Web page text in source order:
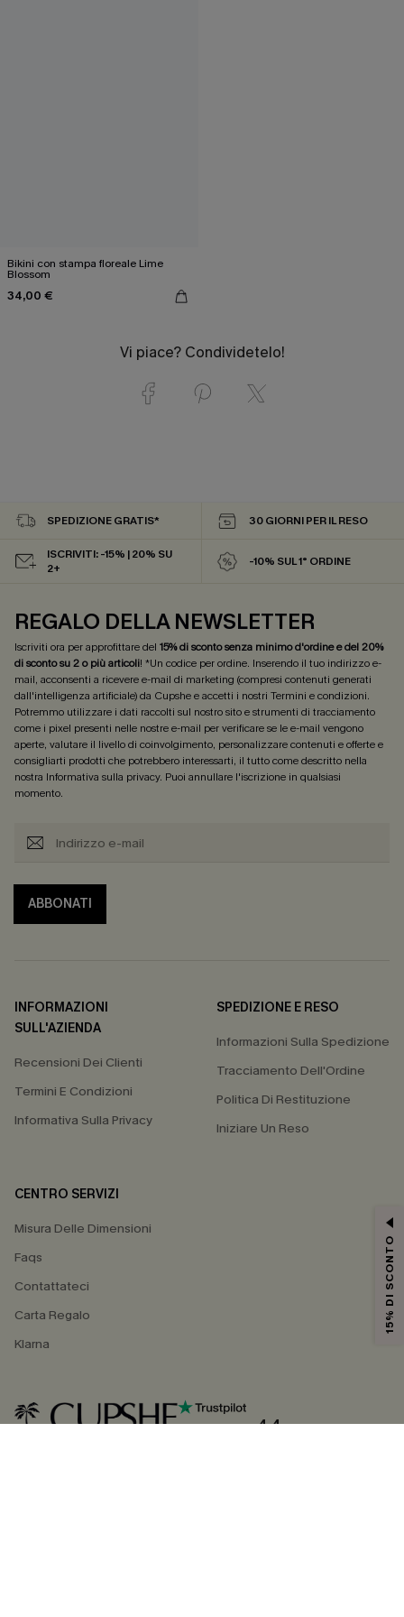
Bikini con stampa floreale Lime
Blossom
34,00 €
Vi piace? Condividetelo!
SPEDIZIONE GRATIS* 30 GIORNI PER IL RESO
ISCRIVITI: -15% | 20% SU
2+
-10% SUL 1° ORDINE
REGALO DELLA NEWSLETTER
Iscriviti ora per approfittare del 15% di sconto senza minimo d'ordine e del 20%
di sconto su 2 o più articoli! *Un codice per ordine. Inserendo il tuo indirizzo e-
mail, acconsenti a ricevere e-mail di marketing (compresi contenuti generati
dall'intelligenza artificiale) da Cupshe e accetti i nostri Termini e condizioni.
Potremmo utilizzare i dati raccolti sul nostro sito e strumenti di tracciamento
come i pixel presenti nelle nostre e-mail per verificare se le e-mail vengono
aperte, valutare il livello di coinvolgimento, personalizzare contenuti e offerte e
consigliarti prodotti che potrebbero interessarti, il tutto come descritto nella
nostra Informativa sulla privacy. Puoi annullare l'iscrizione in qualsiasi
momento.
ABBONATI
INFORMAZIONI
SULL'AZIENDA
Recensioni Dei Clienti
Termini E Condizioni
Informativa Sulla Privacy
SPEDIZIONE E RESO
Informazioni Sulla Spedizione
Tracciamento Dell'Ordine
Politica Di Restituzione
Iniziare Un Reso
CENTRO SERVIZI
Misura Delle Dimensioni
Faqs
Contattateci
Carta Regalo
Klarna
4.4
15% DI SCONTO